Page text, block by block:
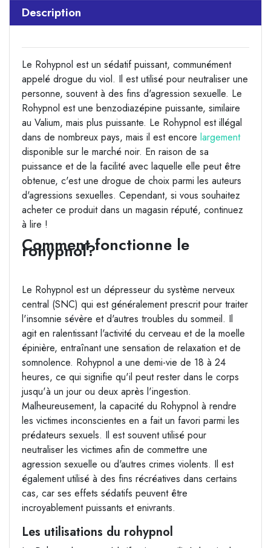
Description
Le Rohypnol est un sédatif puissant, communément
appelé drogue du viol. Il est utilisé pour neutraliser une
personne, souvent à des fins d'agression sexuelle. Le
Rohypnol est une benzodiazépine puissante, similaire
au Valium, mais plus puissante. Le Rohypnol est illégal
dans de nombreux pays, mais il est encore largement
disponible sur le marché noir. En raison de sa
puissance et de la facilité avec laquelle elle peut être
obtenue, c'est une drogue de choix parmi les auteurs
d'agressions sexuelles. Cependant, si vous souhaitez
acheter ce produit dans un magasin réputé, continuez
à lire !
Comment fonctionne le
rohypnol?
Le Rohypnol est un dépresseur du système nerveux
central (SNC) qui est généralement prescrit pour traiter
l'insomnie sévère et d'autres troubles du sommeil. Il
agit en ralentissant l'activité du cerveau et de la moelle
épinière, entraînant une sensation de relaxation et de
somnolence. Rohypnol a une demi-vie de 18 à 24
heures, ce qui signifie qu'il peut rester dans le corps
jusqu'à un jour ou deux après l'ingestion.
Malheureusement, la capacité du Rohypnol à rendre
les victimes inconscientes en a fait un favori parmi les
prédateurs sexuels. Il est souvent utilisé pour
neutraliser les victimes afin de commettre une
agression sexuelle ou d'autres crimes violents. Il est
également utilisé à des fins récréatives dans certains
cas, car ses effets sédatifs peuvent être
incroyablement puissants et enivrants.
Les utilisations du rohypnol